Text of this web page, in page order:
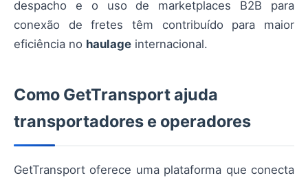
despacho e o uso de marketplaces B2B para
conexão de fretes têm contribuído para maior
eficiência no haulage internacional.
Como GetTransport ajuda
transportadores e operadores
GetTransport oferece uma plataforma que conecta